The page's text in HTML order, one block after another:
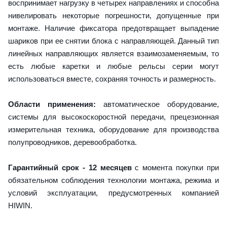
воспринимает нагрузку в четырех направлениях и способна
нивелировать некоторые погрешности, допущенные при
монтаже. Наличие фиксатора предотвращает выпадение
шариков при ее снятии блока с направляющей. Данный тип
линейных направляющих является взаимозаменяемым, то
есть любые каретки и любые рельсы серии могут
использоваться вместе, сохраняя точность и размерность.
Области применения: автоматическое оборудование,
системы для высокоскоростной передачи, прецезионная
измерительная техника, оборудование для производства
полупроводников, деревообработка.
Гарантийный срок - 12 месяцевс момента покупки при
обязательном соблюдения технологии монтажа, режима и
условий эксплуатации, предусмотренных компанией
HIWIN.